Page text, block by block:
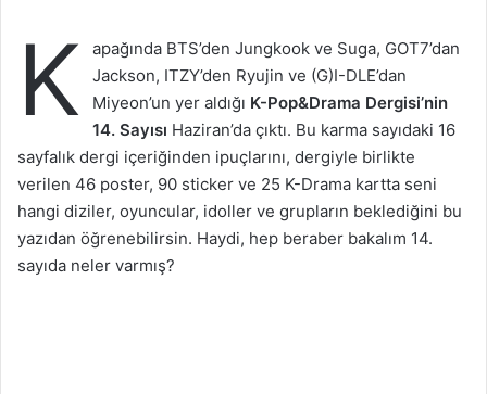
K
apağında BTS’den Jungkook ve Suga, GOT7’dan
Jackson, ITZY’den Ryujin ve (G)I-DLE’dan
Miyeon’un yer aldığı K-Pop&Drama Dergisi’nin
14. Sayısı Haziran’da çıktı. Bu karma sayıdaki 16
sayfalık dergi içeriğinden ipuçlarını, dergiyle birlikte
verilen 46 poster, 90 sticker ve 25 K-Drama kartta seni
hangi diziler, oyuncular, idoller ve grupların beklediğini bu
yazıdan öğrenebilirsin. Haydi, hep beraber bakalım 14.
sayıda neler varmış?